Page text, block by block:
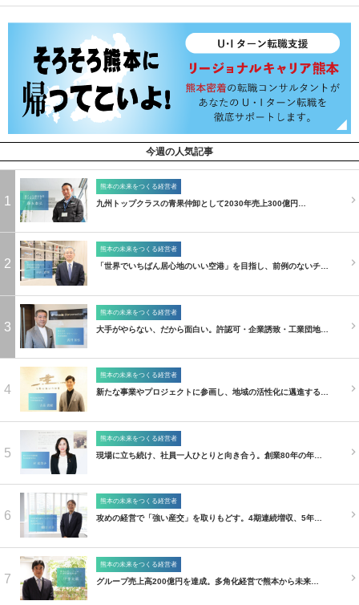
今週の人気記事
1
熊本の未来をつくる経営者
九州トップクラスの青果仲卸として2030年売上300億円…
2
熊本の未来をつくる経営者
「世界でいちばん居心地のいい空港」を目指し、前例のないチ…
3
熊本の未来をつくる経営者
大手がやらない、だから面白い。許認可・企業誘致・工業団地…
4
熊本の未来をつくる経営者
新たな事業やプロジェクトに参画し、地域の活性化に邁進する…
5
熊本の未来をつくる経営者
現場に立ち続け、社員一人ひとりと向き合う。創業80年の年…
6
熊本の未来をつくる経営者
攻めの経営で「強い産交」を取りもどす。4期連続増収、5年…
7
熊本の未来をつくる経営者
グループ売上高200億円を達成。多角化経営で熊本から未来…